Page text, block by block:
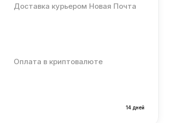
Доставка курьером Новая Почта
Оплата в криптовалюте
14 дней